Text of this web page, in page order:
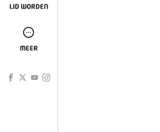
LID WORDEN
MEER